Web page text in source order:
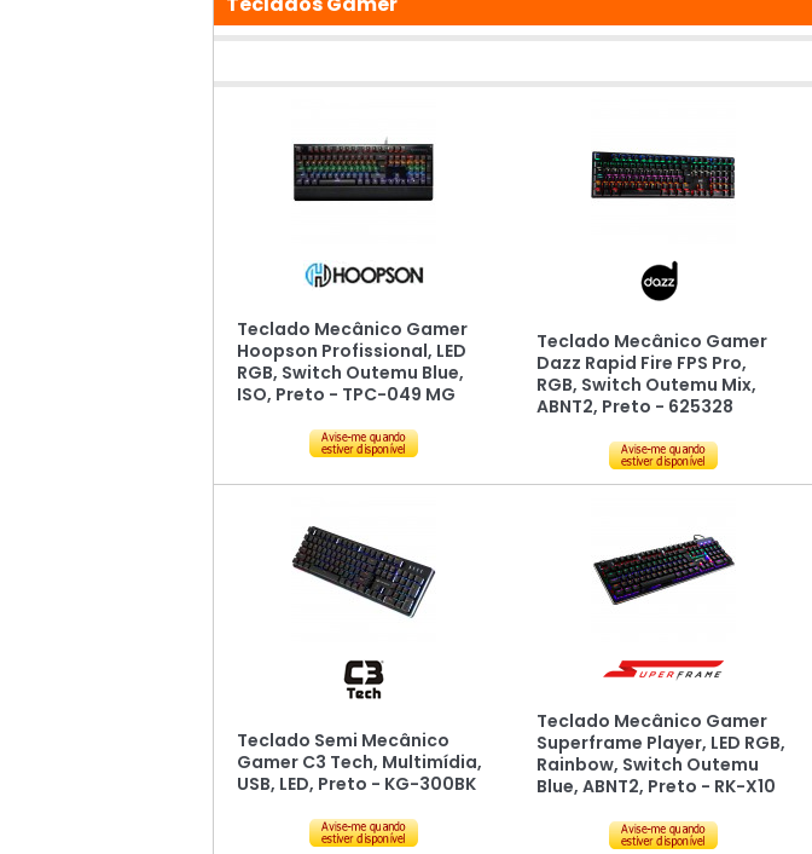
Teclado Mecânico Gamer
Hoopson Profissional, LED
RGB, Switch Outemu Blue,
ISO, Preto - TPC-049 MG
Teclado Mecânico Gamer
Dazz Rapid Fire FPS Pro,
RGB, Switch Outemu Mix,
ABNT2, Preto - 625328
Teclado Semi Mecânico
Gamer C3 Tech, Multimídia,
USB, LED, Preto - KG-300BK
Teclado Mecânico Gamer
Superframe Player, LED RGB,
Rainbow, Switch Outemu
Blue, ABNT2, Preto - RK-X10